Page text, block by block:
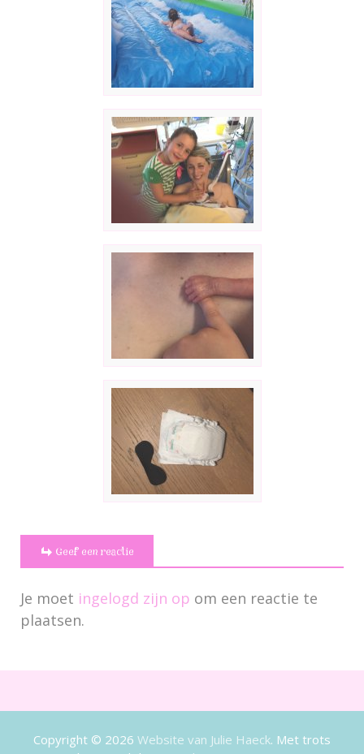
Geef een reactie
Je moet ingelogd zijn op om een reactie te
plaatsen.
Copyright © 2026 Website van Julie Haeck. Met trots